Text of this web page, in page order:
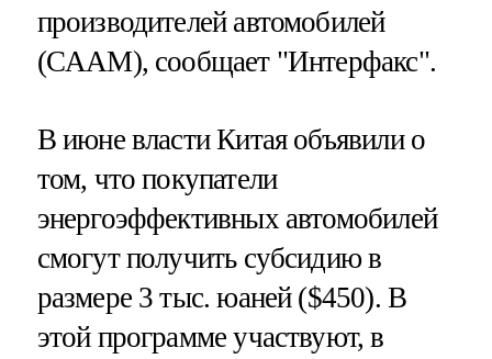
производителей автомобилей
(CAAM), сообщает "Интерфакс".
В июне власти Китая объявили о
том, что покупатели
энергоэффективных автомобилей
смогут получить субсидию в
размере 3 тыс. юаней ($450). В
этой программе участвуют, в